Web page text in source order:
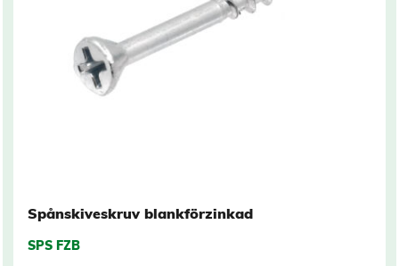
Spånskiveskruv blankförzinkad
SPS FZB